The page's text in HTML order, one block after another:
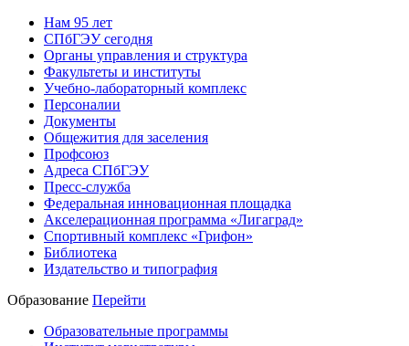
Нам 95 лет
СПбГЭУ сегодня
Органы управления и структура
Факультеты и институты
Учебно-лабораторный комплекс
Персоналии
Документы
Общежития для заселения
Профсоюз
Адреса СПбГЭУ
Пресс-служба
Федеральная инновационная площадка
Акселерационная программа «Лигаград»­­
Спортивный комплекс «Грифон»
Библиотека
Издательство и типография
Образование Перейти
Образовательные программы